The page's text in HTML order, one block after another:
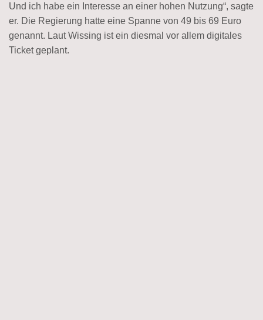
Und ich habe ein Interesse an einer hohen Nutzung“, sagte
er. Die Regierung hatte eine Spanne von 49 bis 69 Euro
genannt. Laut Wissing ist ein diesmal vor allem digitales
Ticket geplant.